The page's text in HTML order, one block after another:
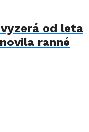
od leta
ranné